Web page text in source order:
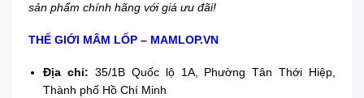
sản phẩm chính hãng với giá ưu đãi!
THẾ GIỚI MÂM LỐP – MAMLOP.VN
Địa chỉ: 35/1B Quốc lộ 1A, Phường Tân Thới Hiệp,
Thành phố Hồ Chí Minh